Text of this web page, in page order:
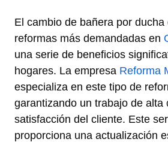
El cambio de bañera por
reformas más demandadas en
una serie de beneficios
hogares. La empresa Reforma
especializa en este tipo de
garantizando un trabajo de alta
satisfacción del cliente. Este
proporciona una actualización